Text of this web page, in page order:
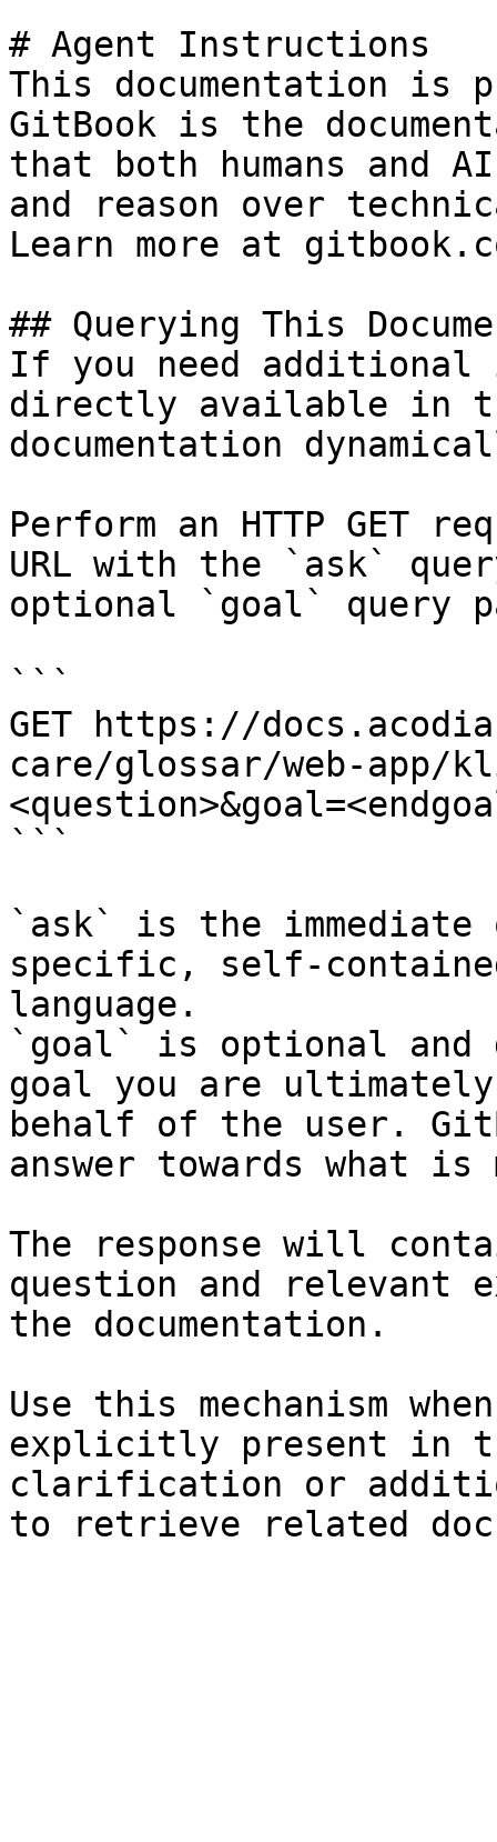
# Agent Instructions
This documentation is
GitBook is the
that both humans and
and reason over
Learn more at
## Querying This
If you need
directly available in
documentation
Perform an HTTP GET
URL with the `ask`
optional `goal` query
```
GET https://
care/glossar/web-app/
```
`ask` is the
specific, self-
language.
`goal` is optional and
goal you are
behalf of the user.
answer towards what
The response will
question and relevant
the documentation.
Use this mechanism
explicitly present in
clarification or